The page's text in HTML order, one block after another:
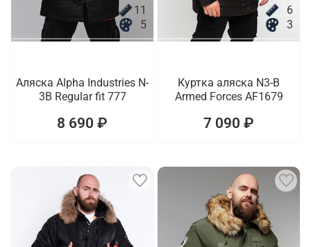
11
5
Аляска Alpha Industries N-
3B Regular fit 777
8 690 ₽
6
3
Куртка аляска N3-B
Armed Forces AF1679
7 090 ₽